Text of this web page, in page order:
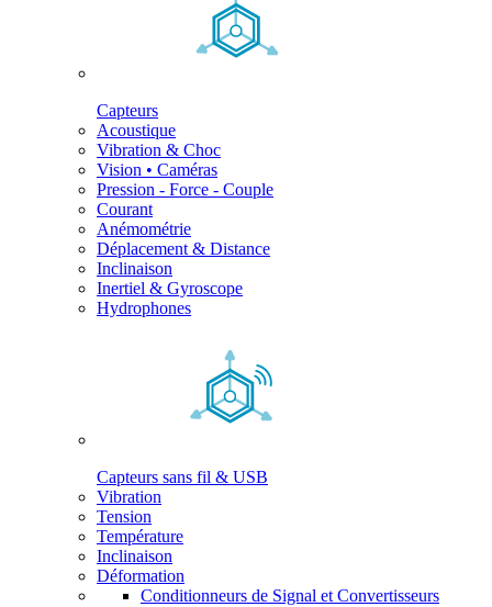
Capteurs
Acoustique
Vibration & Choc
Vision • Caméras
Pression - Force - Couple
Courant
Anémométrie
Déplacement & Distance
Inclinaison
Inertiel & Gyroscope
Hydrophones
Capteurs sans fil & USB
Vibration
Tension
Température
Inclinaison
Déformation
Conditionneurs de Signal et Convertisseurs